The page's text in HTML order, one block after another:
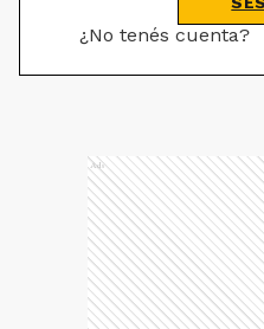
¿No tenés cuenta?
Ads